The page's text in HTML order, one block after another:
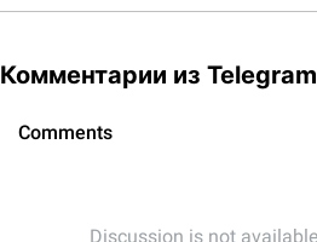
Комментарии из Telegram